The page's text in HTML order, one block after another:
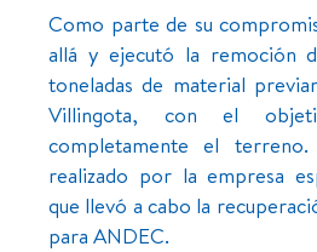
Como parte de su
allá y ejecutó la remoción
toneladas de material
Villingota, con el
completamente el
realizado por la empresa
que llevó a cabo la
para ANDEC.